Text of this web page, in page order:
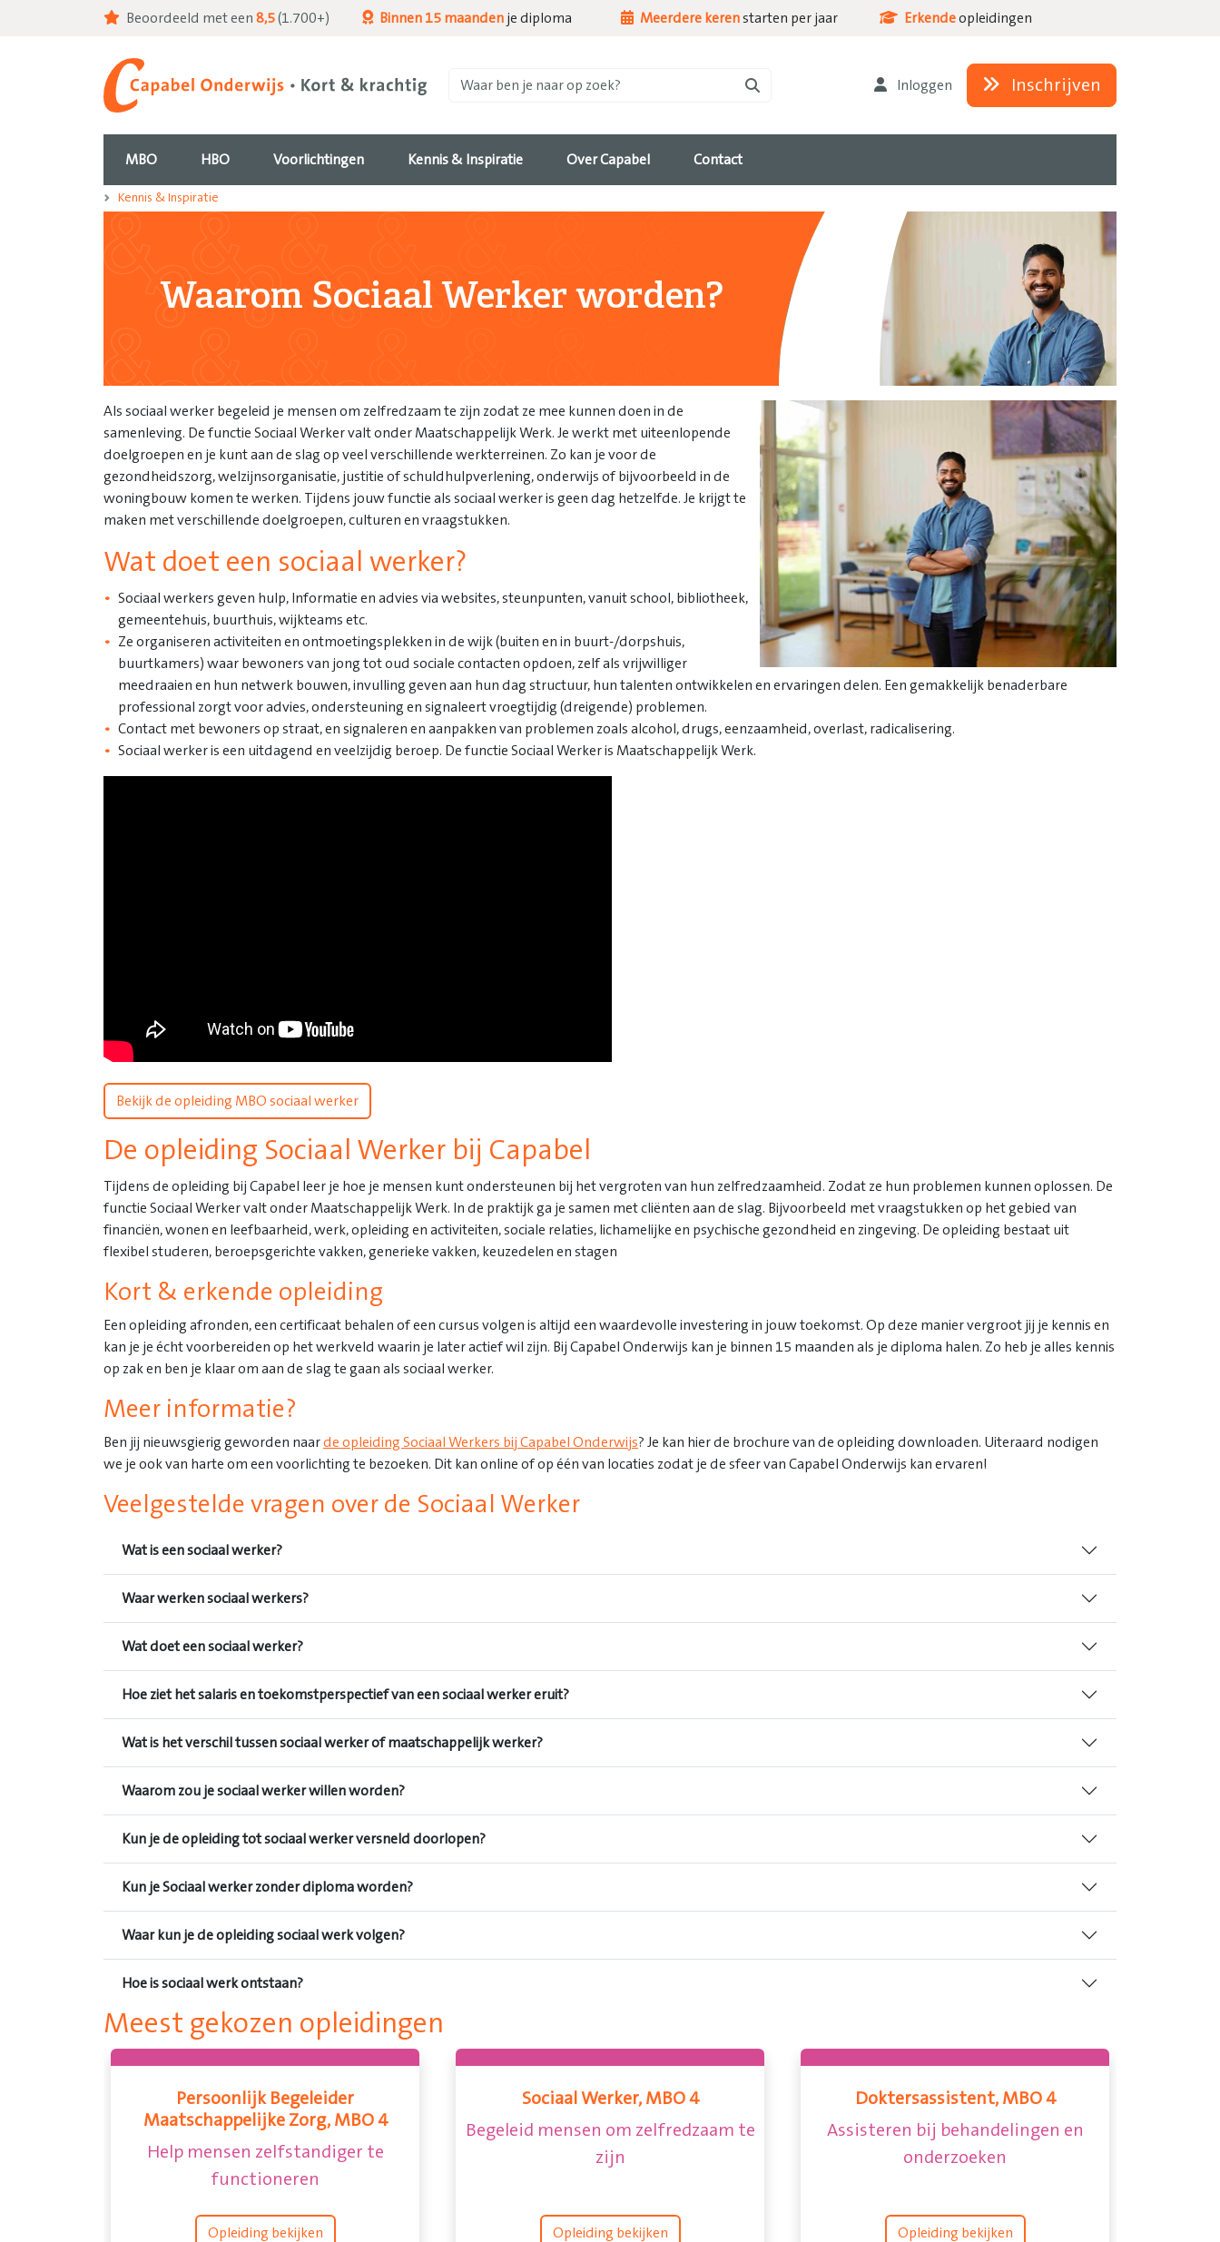
Waar ben je naar op zoek? Inloggen Inschrijven
MBO HBO Voorlichtingen Kennis & Inspiratie Over Capabel Contact
Beoordeeld met een 8,5(1.700+) Binnen 15 maanden je diploma Meerdere kerenstarten per jaar Erkendeopleidingen
Kennis & Inspiratie
Waarom Sociaal Werker worden?
Als sociaal werker begeleid je mensen om zelfredzaam te zijn zodat ze mee kunnen doen in de
samenleving. De functie Sociaal Werker valt onder Maatschappelijk Werk. Je werkt met uiteenlopende
doelgroepen en je kunt aan de slag op veel verschillende werkterreinen. Zo kan je voor de
gezondheidszorg, welzijnsorganisatie, justitie of schuldhulpverlening, onderwijs of bijvoorbeeld in de
woningbouw komen te werken. Tijdens jouw functie als sociaal werker is geen dag hetzelfde. Je krijgt te
maken met verschillende doelgroepen, culturen en vraagstukken.
Wat doet een sociaal werker?
Sociaal werkers geven hulp, Informatie en advies via websites, steunpunten, vanuit school, bibliotheek,
gemeentehuis, buurthuis, wijkteams etc.
Ze organiseren activiteiten en ontmoetingsplekken in de wijk (buiten en in buurt-/dorpshuis,
buurtkamers) waar bewoners van jong tot oud sociale contacten opdoen, zelf als vrijwilliger
meedraaien en hun netwerk bouwen, invulling geven aan hun dag structuur, hun talenten ontwikkelen en ervaringen delen. Een gemakkelijk benaderbare
professional zorgt voor advies, ondersteuning en signaleert vroegtijdig (dreigende) problemen.
Contact met bewoners op straat, en signaleren en aanpakken van problemen zoals alcohol, drugs, eenzaamheid, overlast, radicalisering.
Sociaal werker is een uitdagend en veelzijdig beroep. De functie Sociaal Werker is Maatschappelijk Werk.
Bekijk de opleiding MBO sociaal werker
De opleiding Sociaal Werker bij Capabel
Tijdens de opleiding bij Capabel leer je hoe je mensen kunt ondersteunen bij het vergroten van hun zelfredzaamheid. Zodat ze hun problemen kunnen oplossen. De
functie Sociaal Werker valt onder Maatschappelijk Werk. In de praktijk ga je samen met cliënten aan de slag. Bijvoorbeeld met vraagstukken op het gebied van
financiën, wonen en leefbaarheid, werk, opleiding en activiteiten, sociale relaties, lichamelijke en psychische gezondheid en zingeving. De opleiding bestaat uit
flexibel studeren, beroepsgerichte vakken, generieke vakken, keuzedelen en stagen
Kort & erkende opleiding
Een opleiding afronden, een certificaat behalen of een cursus volgen is altijd een waardevolle investering in jouw toekomst. Op deze manier vergroot jij je kennis en
kan je je écht voorbereiden op het werkveld waarin je later actief wil zijn. Bij Capabel Onderwijs kan je binnen 15 maanden als je diploma halen. Zo heb je alles kennis
op zak en ben je klaar om aan de slag te gaan als sociaal werker.
Meer informatie?
Ben jij nieuwsgierig geworden naarde opleiding Sociaal Werkers bij Capabel Onderwijs? Je kan hier de brochure van de opleiding downloaden. Uiteraard nodigen
we je ook van harte om een voorlichting te bezoeken. Dit kan online of op één van locaties zodat je de sfeer van Capabel Onderwijs kan ervaren!
Veelgestelde vragen over de Sociaal Werker
Wat is een sociaal werker?
Waar werken sociaal werkers?
Wat doet een sociaal werker?
Hoe ziet het salaris en toekomstperspectief van een sociaal werker eruit?
Wat is het verschil tussen sociaal werker of maatschappelijk werker?
Waarom zou je sociaal werker willen worden?
Kun je de opleiding tot sociaal werker versneld doorlopen?
Kun je Sociaal werker zonder diploma worden?
Waar kun je de opleiding sociaal werk volgen?
Hoe is sociaal werk ontstaan?
Meest gekozen opleidingen
Doktersassistent, MBO 4
bij behandelingen en
onderzoeken
Verzorgende-IG, MBO 3
Aanbieden van zorg en ondersteuning
Gespecialiseerd pedagogisch
medewerker, MBO 4
Onderwijsassistent, MBO
Je begeleidt en ondersteunt